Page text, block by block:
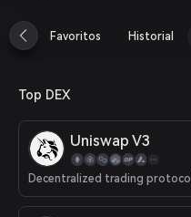
Português (Portugal)
Bahasa Indonesia
বাংলা
Español
Português (Brasil)
Español (Argentina)
Favoritos Historial
Top DEX
Uniswap V3
Decentralized trading protocol